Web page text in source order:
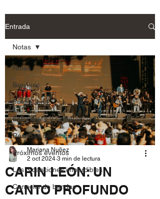
Entrada
Notas
Breviario
Fotogalería
Entrevistas y conferencias
Reseñas de conciertos y festivales
Próximos eventos
Las 3 canciones imperdibles
Conociendo bandas
Notas
CARIN LEÓN: UN
CANTO PROFUNDO
Mariana Nuñez
2 oct 2024 3 min de lectura